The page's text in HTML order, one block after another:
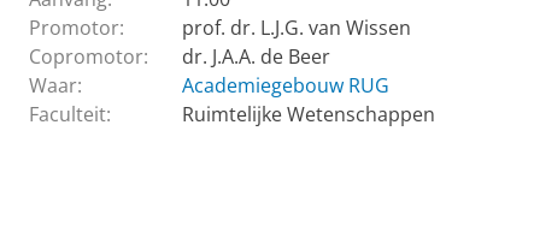
Promotor:
prof. dr. L.J.G. van Wissen
Copromotor:
dr. J.A.A. de Beer
Waar:
Academiegebouw RUG
Faculteit:
Ruimtelijke Wetenschappen